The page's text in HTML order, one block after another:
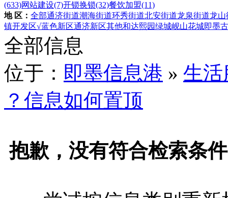
(633)网站建设(7)开锁换锁(32)餐饮加盟(11)
地 区： 全部通济街道潮海街道环秀街道北安街道龙泉街道龙山
镇开发区√蓝色新区通济新区其他和达熙园绿城岘山花城即墨
全部信息
位于： 即墨信息港 » 生活
？信息如何置顶
抱歉，没有符合检索条